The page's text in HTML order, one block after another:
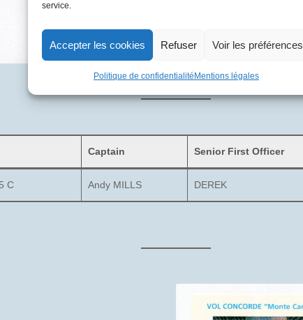
service.
Accepter les cookies Refuser Voir les préférences
Politique de confidentialité Mentions légales
Captain Senior First Officer
C Andy MILLS DEREK